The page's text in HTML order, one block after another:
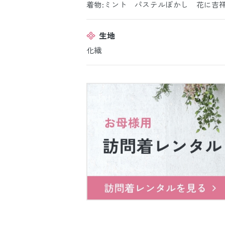
着物:ミント パステルぼかし 花に吉
生地
化繊